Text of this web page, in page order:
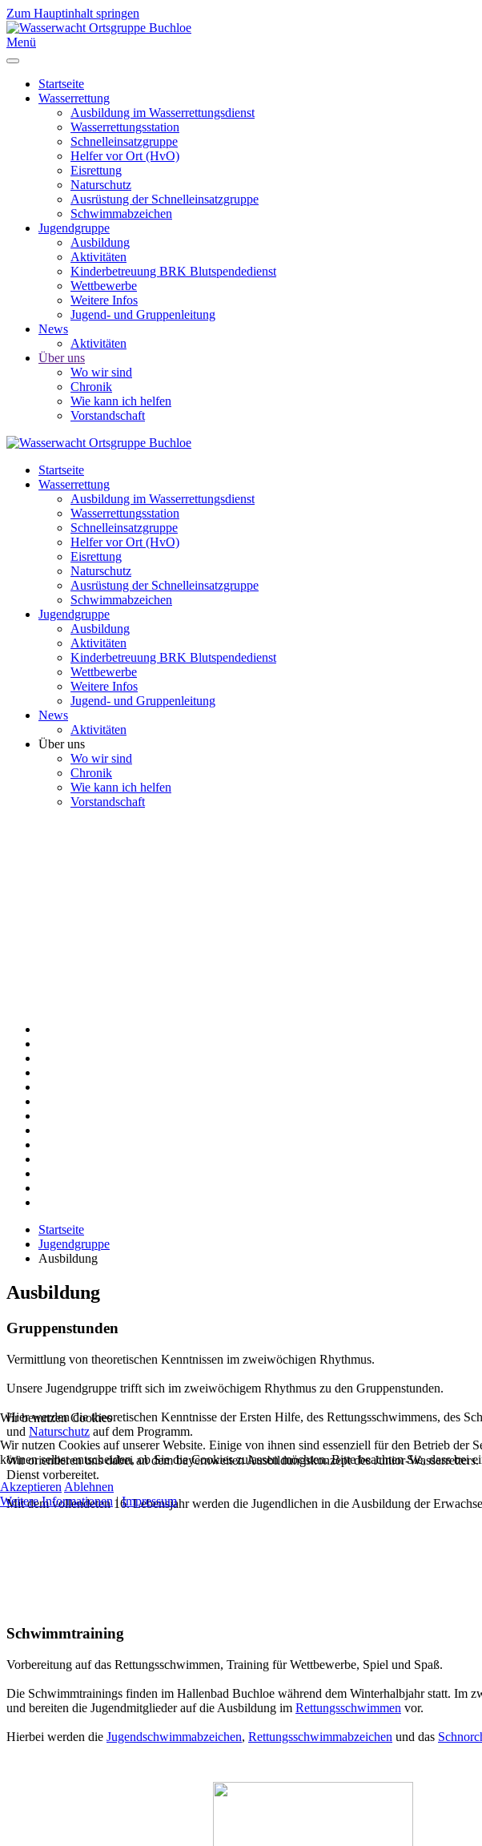
Zum Hauptinhalt springen
Menü
Startseite
Wasserrettung
Ausbildung im Wasserrettungsdienst
Wasserrettungsstation
Schnelleinsatzgruppe
Helfer vor Ort (HvO)
Eisrettung
Naturschutz
Ausrüstung der Schnelleinsatzgruppe
Schwimmabzeichen
Jugendgruppe
Ausbildung
Aktivitäten
Kinderbetreuung BRK Blutspendedienst
Wettbewerbe
Weitere Infos
Jugend- und Gruppenleitung
News
Aktivitäten
Über uns
Wo wir sind
Chronik
Wie kann ich helfen
Vorstandschaft
Startseite
Wasserrettung
Ausbildung im Wasserrettungsdienst
Wasserrettungsstation
Schnelleinsatzgruppe
Helfer vor Ort (HvO)
Eisrettung
Naturschutz
Ausrüstung der Schnelleinsatzgruppe
Schwimmabzeichen
Jugendgruppe
Ausbildung
Aktivitäten
Kinderbetreuung BRK Blutspendedienst
Wettbewerbe
Weitere Infos
Jugend- und Gruppenleitung
News
Aktivitäten
Über uns
Wo wir sind
Chronik
Wie kann ich helfen
Vorstandschaft
Startseite
Jugendgruppe
Ausbildung
Ausbildung
Gruppenstunden
Vermittlung von theoretischen Kenntnissen im zweiwöchigen Rhythmus.
Unsere Jugendgruppe trifft sich im zweiwöchigem Rhythmus zu den Gruppenstunden.
Hier werden die theoretischen Kenntnisse der Ersten Hilfe, des Rettungsschwimmens, des
und Naturschutz auf dem Programm.
Wir orientieren uns dabei an dem bayernweiten Ausbildungskonzept des Junior-
Dienst vorbereitet.
Mit dem vollendeten 16. Lebensjahr werden die Jugendlichen in die Ausbildung der
Schwimmtraining
Vorbereitung auf das Rettungsschwimmen, Training für Wettbewerbe, Spiel und Spaß.
Die Schwimmtrainings finden im Hallenbad Buchloe während dem Winterhalbjahr statt. Im
und bereiten die Jugendmitglieder auf die Ausbildung im Rettungsschwimmen vor.
Hierbei werden die Jugendschwimmabzeichen, Rettungsschwimmabzeichen und das
Wir benutzen Cookies
Wir nutzen Cookies auf unserer Website. Einige von ihnen sind essenziell für den Betrieb der
können selbst entscheiden, ob Sie die Cookies zulassen möchten. Bitte beachten Sie, dass
Akzeptieren Ablehnen
Weitere Informationen|Impressum